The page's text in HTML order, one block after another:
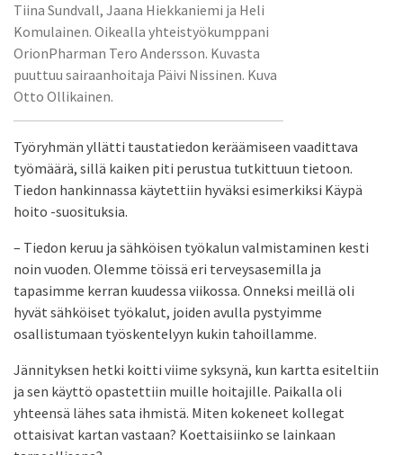
Tiina Sundvall, Jaana Hiekkaniemi ja Heli
Komulainen. Oikealla yhteistyökumppani
OrionPharman Tero Andersson. Kuvasta
puuttuu sairaanhoitaja Päivi Nissinen. Kuva
Otto Ollikainen.
Työryhmän yllätti taustatiedon keräämiseen vaadittava
työmäärä, sillä kaiken piti perustua tutkittuun tietoon.
Tiedon hankinnassa käytettiin hyväksi esimerkiksi Käypä
hoito -suosituksia.
– Tiedon keruu ja sähköisen työkalun valmistaminen kesti
noin vuoden. Olemme töissä eri terveysasemilla ja
tapasimme kerran kuudessa viikossa. Onneksi meillä oli
hyvät sähköiset työkalut, joiden avulla pystyimme
osallistumaan työskentelyyn kukin tahoillamme.
Jännityksen hetki koitti viime syksynä, kun kartta esiteltiin
ja sen käyttö opastettiin muille hoitajille. Paikalla oli
yhteensä lähes sata ihmistä. Miten kokeneet kollegat
ottaisivat kartan vastaan? Koettaisiinko se lainkaan